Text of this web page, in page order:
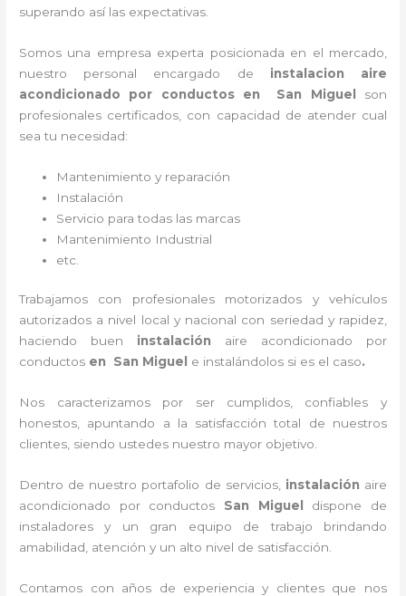
superando así las expectativas.
Somos una empresa experta posicionada en el mercado,
nuestro personal encargado de instalacion aire
acondicionado por conductosen San Miguel
son
profesionales certificados, con capacidad de atender cual
sea tu necesidad:
Mantenimiento y reparación
Instalación
Servicio para todas las marcas
Mantenimiento Industrial
etc.
Trabajamos con profesionales motorizados y vehículos
autorizados a nivel local y nacional con seriedad y rapidez,
haciendo buen instalación aire acondicionado por
conductos en San Miguel e instalándolos si es el caso.
Nos caracterizamos por ser cumplidos, confiables y
honestos, apuntando a la satisfacción total de nuestros
clientes, siendo ustedes nuestro mayor objetivo.
Dentro de nuestro portafolio de servicios, instalación aire
acondicionado por conductos San Miguel
dispone de
instaladores y un gran equipo de trabajo brindando
amabilidad, atención y un alto nivel de satisfacción.
Contamos con años de experiencia y clientes que nos